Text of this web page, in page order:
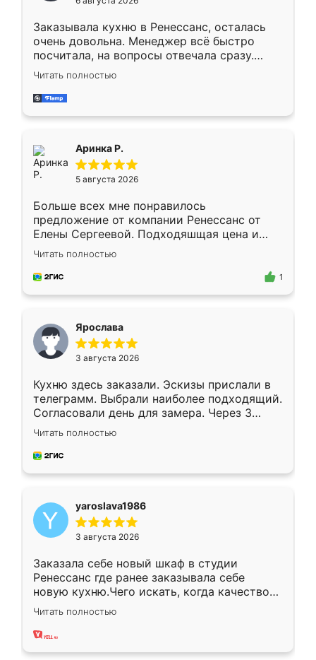
мебели буду заказывать только здесь.
Заказывала кухню в Ренессанс, осталась
очень довольна. Менеджер всё быстро
посчитала, на вопросы отвечала сразу.
Замерщик приехал в субботу, подошёл к
делу со всей ответственностью. Собрали
за день, ребята работали аккуратно, даже
Читать полностью
Аринка Р.
5 августа 2026
Больше всех мне понравилось
предложение от компании Ренессанс от
Елены Сергеевой. Подходяшщая цена и
короткие сроки изготовления. Приехавший
для замера сотрудник Владислав
предложил по моему эскизу самый
Читать полностью
1
Ярослава
3 августа 2026
Кухню здесь заказали. Эскизы прислали в
телеграмм. Выбрали наиболее подходящий.
Согласовали день для замера. Через 3
недели кухня была уже готова. Остались
довольны работой. Спасибо Ренессанс
мебель за качественную работу!
Читать полностью
yaroslava1986
3 августа 2026
Заказала себе новый шкаф в студии
Ренессанс где ранее заказывала себе
новую кухню.Чего искать, когда качеством
вполне довольна. Служит кухня уже почти
два года, нареканий нет.
Читать полностью